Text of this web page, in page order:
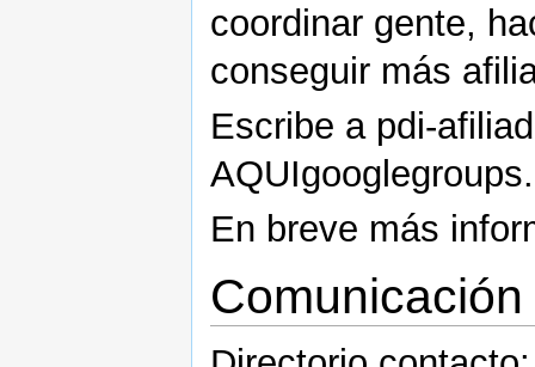
coordinar gente,
conseguir más
Escribe a pdi-
En breve más
Comunicación